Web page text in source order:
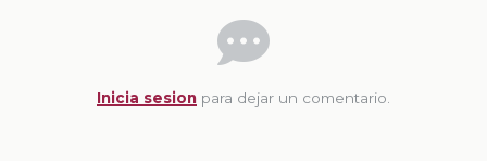
Inicia sesion para dejar un comentario.